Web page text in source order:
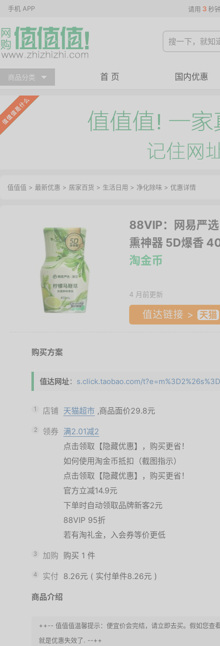
手机 APP 请用 3 秒
商品分类 首 页 国内优惠
值值值 > 最新优惠 > 居家百货 > 生活日用 > 净化除味 > 优惠详情
88VIP：网易严
熏神器 5D爆香
淘金币
4 月前更新
值达链接 >
购买方案
值达网址： s.click.taobao.com/
1 店铺 天猫超市 ,商品面价29.8元
2 领券 满2.01减2
点击领取【隐藏优惠】，购买更省！
如何使用淘金币抵扣（截图指示）
点击领取【隐藏优惠】，购买更省！
官方立减14.9元
下单时自动领取品牌新客2元
88VIP 95折
若有淘礼金，入会券等价更低
3 加购 购买 1 件
4 实付 8.26元 ( 实付单件8.26元 )
商品介绍
++-- 值值值温馨提示：便宜价会完结，请立即去买。假如您查
就是优惠失效了. --++